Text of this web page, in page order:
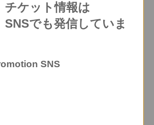
チケット情報は
SNSでも発信していま
SNS